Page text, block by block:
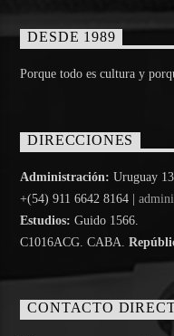
DESDE 1989
Porque todo es cultura y
DIRECCIONES
Administración: Uruguay
+(54) 911 6642 8164 |
Estudios: Guido 1566.
C1016ACG . CABA.
CONTACTO